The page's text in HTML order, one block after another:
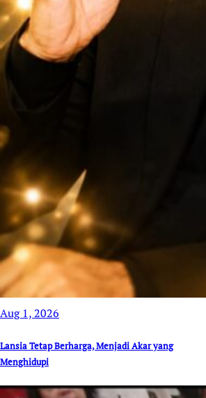
Aug 1, 2026
Lansia Tetap Berharga, Menjadi Akar yang
Menghidupi